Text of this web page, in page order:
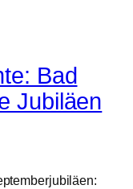
Bad
Jubiläen